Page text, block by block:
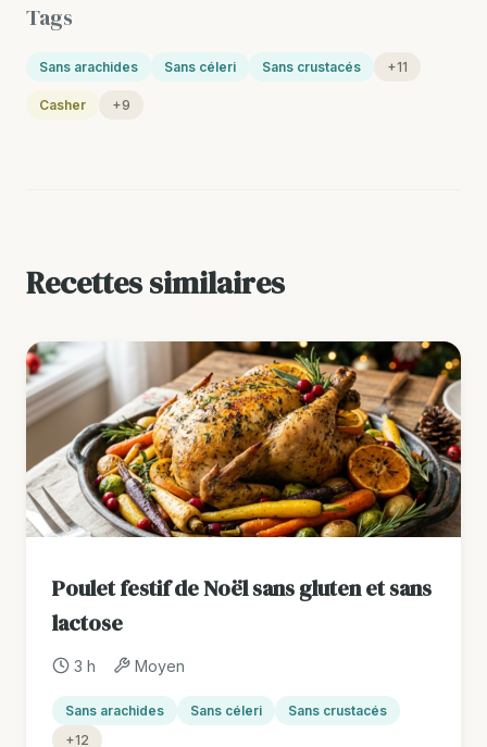
Tags
Sans arachides Sans céleri Sans crustacés +11
Casher +9
Recettes similaires
Poulet festif de Noël sans gluten et sans
lactose
3 h Moyen
Sans arachides Sans céleri
Sans crustacés
+12